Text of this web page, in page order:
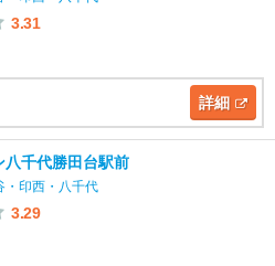
3.31
詳細
八千代勝田台駅前
・印西・八千代
3.29